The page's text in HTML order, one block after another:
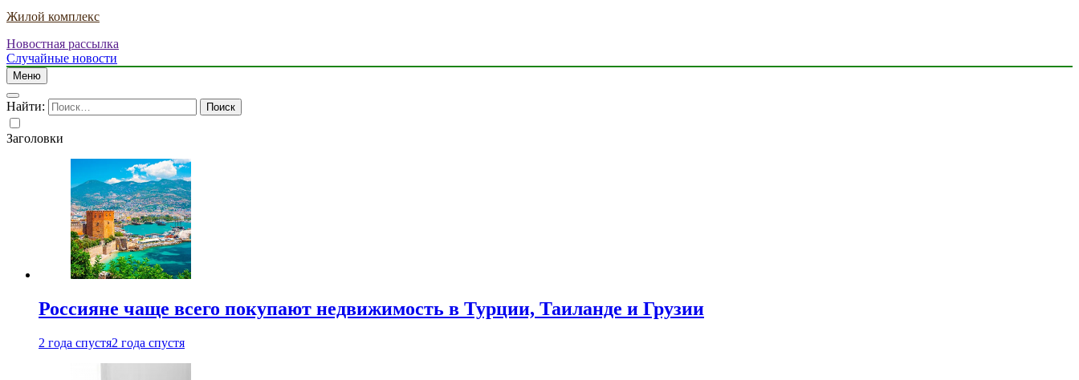
Жилой комплекс
Новостная рассылка
Случайные новости
Меню
Найти:
Заголовки
Россияне чаще всего покупают недвижимость в Турции, Таиланде и Грузии
2 года спустя2 года спустя